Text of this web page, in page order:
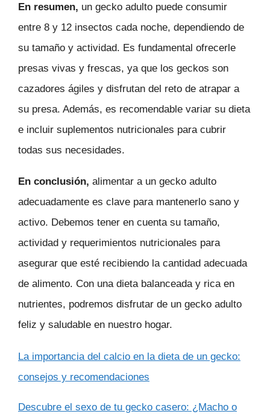
En resumen, un gecko adulto puede consumir
entre 8 y 12 insectos cada noche, dependiendo de
su tamaño y actividad. Es fundamental ofrecerle
presas vivas y frescas, ya que los geckos son
cazadores ágiles y disfrutan del reto de atrapar a
su presa. Además, es recomendable variar su dieta
e incluir suplementos nutricionales para cubrir
todas sus necesidades.
En conclusión, alimentar a un gecko adulto
adecuadamente es clave para mantenerlo sano y
activo. Debemos tener en cuenta su tamaño,
actividad y requerimientos nutricionales para
asegurar que esté recibiendo la cantidad adecuada
de alimento. Con una dieta balanceada y rica en
nutrientes, podremos disfrutar de un gecko adulto
feliz y saludable en nuestro hogar.
La importancia del calcio en la dieta de un gecko:
consejos y recomendaciones
Descubre el sexo de tu gecko casero: ¿Macho o